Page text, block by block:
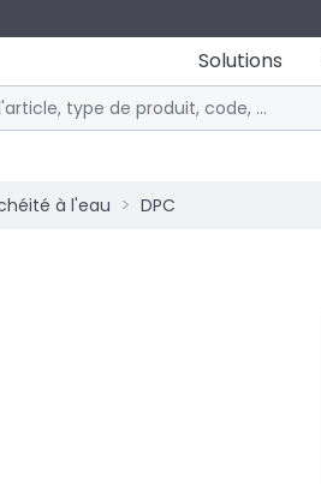
Solutions
à l'eau DPC